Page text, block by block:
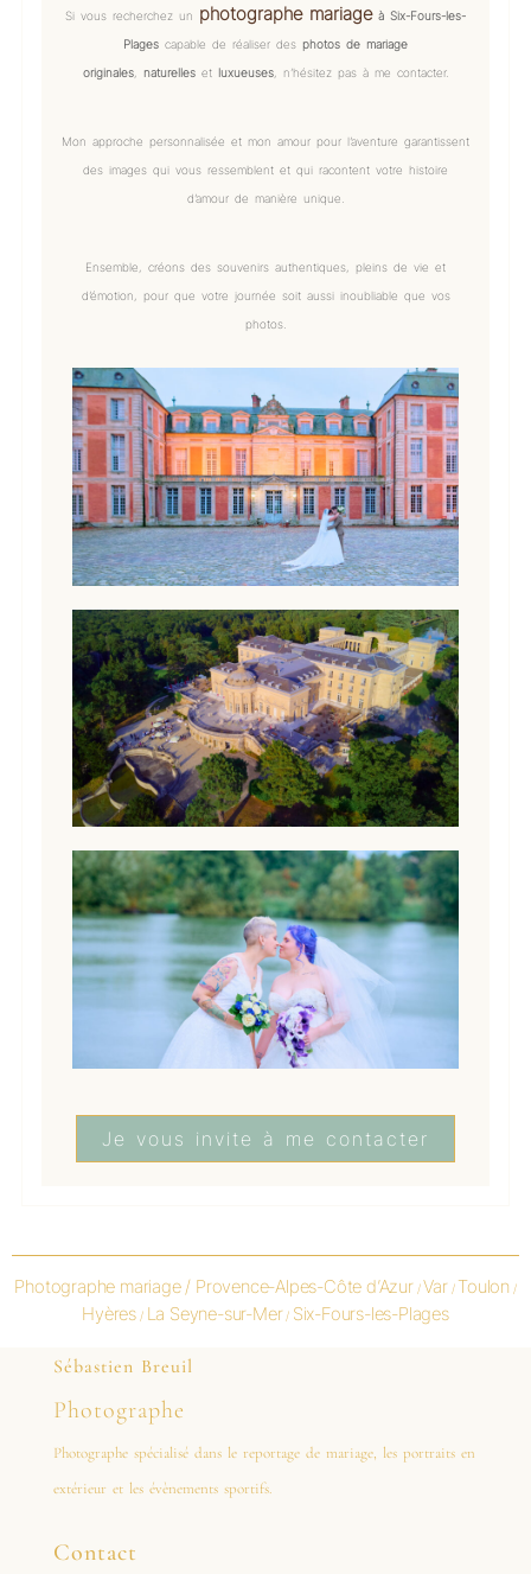
Si vous recherchez un photographe mariageà Six-Fours-les-
Plages capable de réaliser des photos de mariage
originales, naturelleset luxueuses, n’hésitez pas à me contacter.
Mon approche personnalisée et mon amour pour l’aventure garantissent
des images qui vous ressemblent et qui racontent votre histoire
d’amour de manière unique.
Ensemble, créons des souvenirs authentiques, pleins de vie et
d’émotion, pour que votre journée soit aussi inoubliable que vos
photos.
Je vous invite à me contacter
Photographe mariage / Provence-Alpes-Côte d’Azur/Var/Toulon/
Hyères / La Seyne-sur-Mer/ Six-Fours-les-Plages
Sébastien Breuil
Photographe
Photographe spécialisé dans le reportage de mariage, les portraits en
extérieur et les évènements sportifs.
Contact